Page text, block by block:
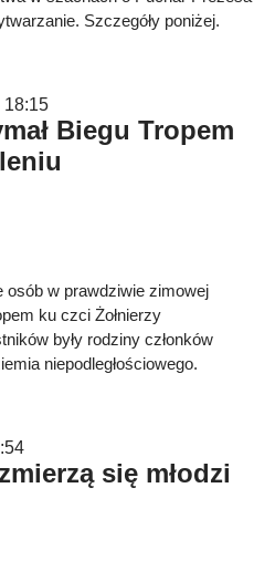
Szczegóły poniżej.
18:15
Biegu Tropem
osób w prawdziwie zimowej
ku czci Żołnierzy
były rodziny członków
niepodległościowego.
się młodzi